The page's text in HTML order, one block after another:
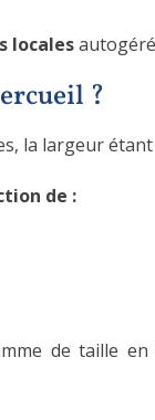
locales
?
la largeur
de :
de taille